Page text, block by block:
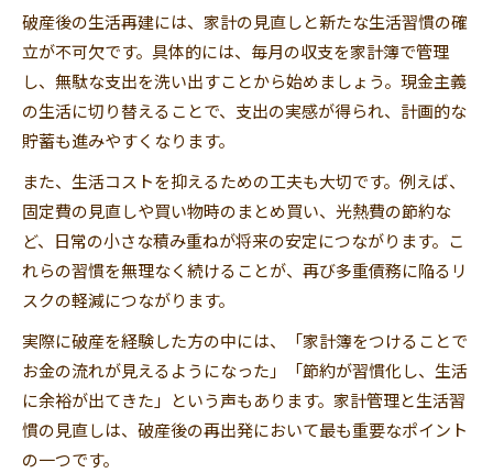
破産後の生活再建には、家計の見直しと新たな生活習慣の確
立が不可欠です。具体的には、毎月の収支を家計簿で管理
し、無駄な支出を洗い出すことから始めましょう。現金主義
の生活に切り替えることで、支出の実感が得られ、計画的な
貯蓄も進みやすくなります。
また、生活コストを抑えるための工夫も大切です。例えば、
固定費の見直しや買い物時のまとめ買い、光熱費の節約な
ど、日常の小さな積み重ねが将来の安定につながります。こ
れらの習慣を無理なく続けることが、再び多重債務に陥るリ
スクの軽減につながります。
実際に破産を経験した方の中には、「家計簿をつけることで
お金の流れが見えるようになった」「節約が習慣化し、生活
に余裕が出てきた」という声もあります。家計管理と生活習
慣の見直しは、破産後の再出発において最も重要なポイント
の一つです。